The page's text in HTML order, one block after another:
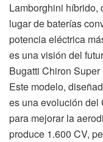
Lamborghini híbrido,
lugar de baterías
potencia eléctrica
es una visión del
Bugatti Chiron
Este modelo,
es una evolución del
para mejorar la
produce 1.600 CV,